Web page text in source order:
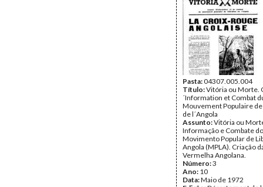
Pasta:04307.005.004
Título:Vitória ou Morte.
´Information et Combat
Mouvement Populaire
de l´Angola
Assunto:Vitória ou
Informação e Combate do
Movimento Popular de
Angola (MPLA). Criação
Vermelha Angolana.
Número:3
Ano: 10
Data:Maio de 1972